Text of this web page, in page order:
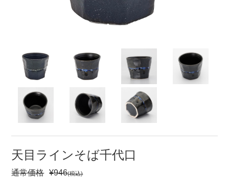
セール
10％OFF 20％OFF
50％OFF～ 50％OFF
アイテム
小皿
カレー皿・パスタ皿
天目ラインそば千代口
通常価格 ¥946(税込)